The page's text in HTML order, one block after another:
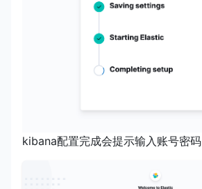
kibana配置完成会提示输入账号密码